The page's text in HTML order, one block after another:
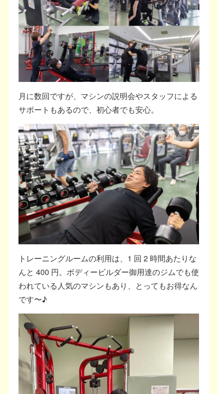
月に数回ですが、マシンの説明会やスタッフによる
サポートもあるので、初心者でも安心。
トレーニングルームの利用は、1 回 2 時間あたりな
んと 400 円。ボディービルダー御用達のジムでも使
われている人気のマシンもあり、とってもお得なん
です〜♪